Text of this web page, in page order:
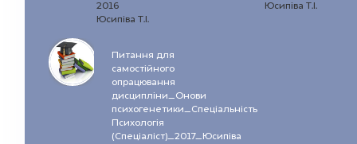
2016
Юсипіва Т.І.
Юсипіва Т.І.
Питання для
самостійного
опрацювання
дисципліни_Онови
психогенетики_Спеціальність
Психологія
(Спеціаліст)_2017_Юсипіва